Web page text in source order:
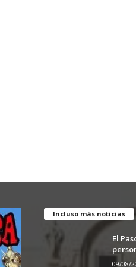
Incluso más noticias
El
09/08/